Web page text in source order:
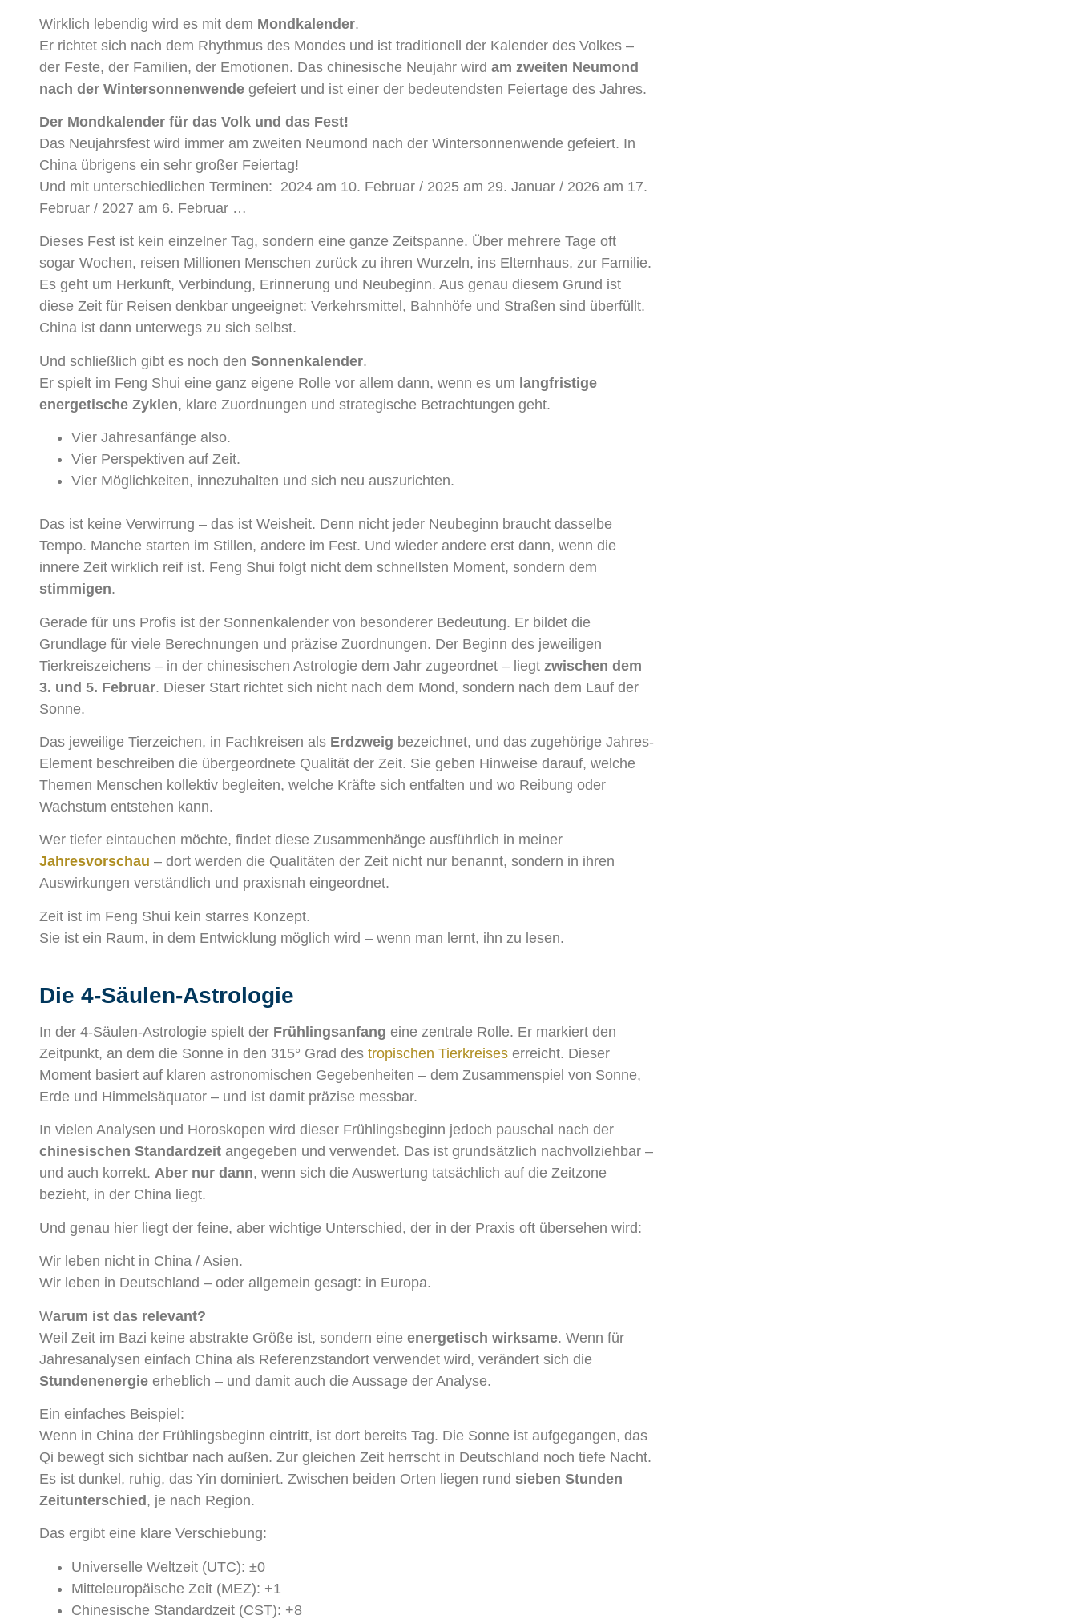
Wirklich lebendig wird es mit dem Mondkalender.
Er richtet sich nach dem Rhythmus des Mondes und ist traditionell der Kalender des Volkes –
der Feste, der Familien, der Emotionen. Das chinesische Neujahr wird am zweiten Neumond
nach der Wintersonnenwendegefeiert und ist einer der bedeutendsten Feiertage des Jahres.
Der Mondkalender für das Volk und das Fest!
Das Neujahrsfest wird immer am zweiten Neumond nach der Wintersonnenwende gefeiert. In
China übrigens ein sehr großer Feiertag!
Und mit unterschiedlichen Terminen: 2024 am 10. Februar / 2025 am 29. Januar / 2026 am 17.
Februar / 2027 am 6. Februar …
Dieses Fest ist kein einzelner Tag, sondern eine ganze Zeitspanne. Über mehrere Tage oft
sogar Wochen, reisen Millionen Menschen zurück zu ihren Wurzeln, ins Elternhaus, zur Familie.
Es geht um Herkunft, Verbindung, Erinnerung und Neubeginn. Aus genau diesem Grund ist
diese Zeit für Reisen denkbar ungeeignet: Verkehrsmittel, Bahnhöfe und Straßen sind überfüllt.
China ist dann unterwegs zu sich selbst.
Und schließlich gibt es noch den Sonnenkalender.
Er spielt im Feng Shui eine ganz eigene Rolle vor allem dann, wenn es um langfristige
energetische Zyklen, klare Zuordnungen und strategische Betrachtungen geht.
Vier Jahresanfänge also.
Vier Perspektiven auf Zeit.
Vier Möglichkeiten, innezuhalten und sich neu auszurichten.
Das ist keine Verwirrung – das ist Weisheit. Denn nicht jeder Neubeginn braucht dasselbe
Tempo. Manche starten im Stillen, andere im Fest. Und wieder andere erst dann, wenn die
innere Zeit wirklich reif ist. Feng Shui folgt nicht dem schnellsten Moment, sondern dem
stimmigen.
Gerade für uns Profis ist der Sonnenkalender von besonderer Bedeutung. Er bildet die
Grundlage für viele Berechnungen und präzise Zuordnungen. Der Beginn des jeweiligen
Tierkreiszeichens – in der chinesischen Astrologie dem Jahr zugeordnet – liegt zwischen dem
3. und 5. Februar. Dieser Start richtet sich nicht nach dem Mond, sondern nach dem Lauf der
Sonne.
Das jeweilige Tierzeichen, in Fachkreisen als Erdzweig bezeichnet, und das zugehörige Jahres-
Element beschreiben die übergeordnete Qualität der Zeit. Sie geben Hinweise darauf, welche
Themen Menschen kollektiv begleiten, welche Kräfte sich entfalten und wo Reibung oder
Wachstum entstehen kann.
Wer tiefer eintauchen möchte, findet diese Zusammenhänge ausführlich in meiner
Jahresvorschau – dort werden die Qualitäten der Zeit nicht nur benannt, sondern in ihren
Auswirkungen verständlich und praxisnah eingeordnet.
Zeit ist im Feng Shui kein starres Konzept.
Sie ist ein Raum, in dem Entwicklung möglich wird – wenn man lernt, ihn zu lesen.
Die 4-Säulen-Astrologie
In der 4-Säulen-Astrologie spielt der Frühlingsanfang eine zentrale Rolle. Er markiert den
Zeitpunkt, an dem die Sonne in den 315° Grad destropischen Tierkreiseserreicht. Dieser
Moment basiert auf klaren astronomischen Gegebenheiten – dem Zusammenspiel von Sonne,
Erde und Himmelsäquator – und ist damit präzise messbar.
In vielen Analysen und Horoskopen wird dieser Frühlingsbeginn jedoch pauschal nach der
chinesischen Standardzeitangegeben und verwendet. Das ist grundsätzlich nachvollziehbar –
und auch korrekt. Aber nur dann, wenn sich die Auswertung tatsächlich auf die Zeitzone
bezieht, in der China liegt.
Und genau hier liegt der feine, aber wichtige Unterschied, der in der Praxis oft übersehen wird:
Wir leben nicht in China / Asien.
Wir leben in Deutschland – oder allgemein gesagt: in Europa.
Warum ist das relevant?
Weil Zeit im Bazi keine abstrakte Größe ist, sondern eine energetisch wirksame. Wenn für
Jahresanalysen einfach China als Referenzstandort verwendet wird, verändert sich die
Stundenenergieerheblich – und damit auch die Aussage der Analyse.
Ein einfaches Beispiel:
Wenn in China der Frühlingsbeginn eintritt, ist dort bereits Tag. Die Sonne ist aufgegangen, das
Qi bewegt sich sichtbar nach außen. Zur gleichen Zeit herrscht in Deutschland noch tiefe Nacht.
Es ist dunkel, ruhig, das Yin dominiert. Zwischen beiden Orten liegen rund sieben Stunden
Zeitunterschied , je nach Region.
Das ergibt eine klare Verschiebung:
Universelle Weltzeit (UTC): ±0
Mitteleuropäische Zeit (MEZ): +1
Chinesische Standardzeit (CST): +8